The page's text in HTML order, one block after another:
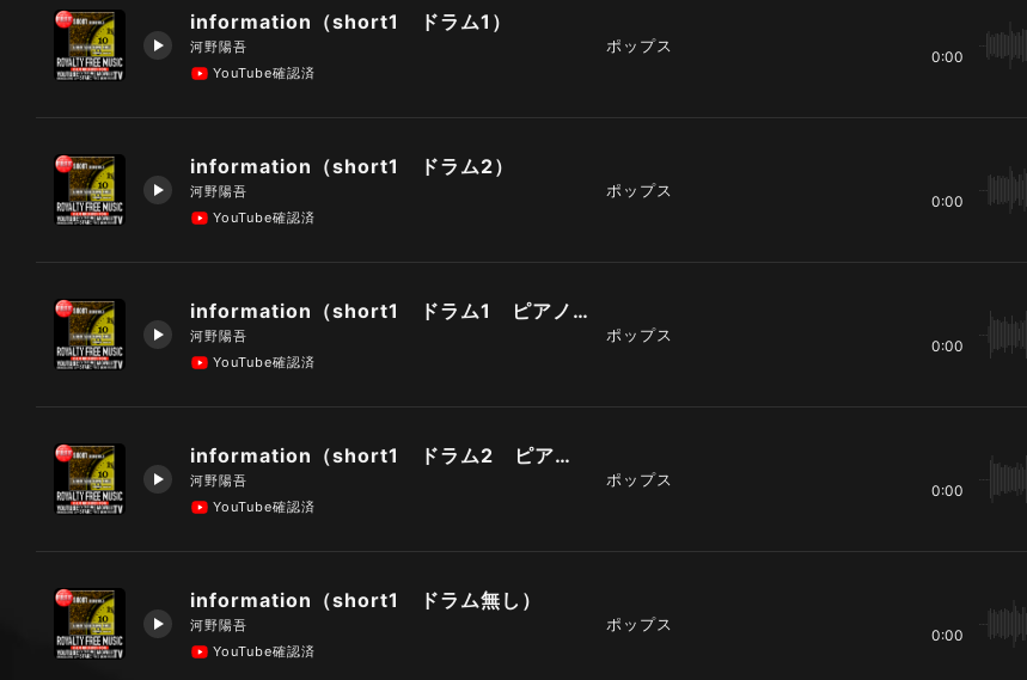
information（short1 ドラム1）
河野陽吾
YouTube確認済
ポップス
0:00
information（short1 ドラム2）
河野陽吾
YouTube確認済
ポップス
0:00
information（short1 ドラム1 ピアノ無し）
河野陽吾
YouTube確認済
ポップス
0:00
information（short1 ドラム2 ピアノ無し）
河野陽吾
YouTube確認済
ポップス
0:00
information（short1 ドラム無し）
河野陽吾
YouTube確認済
ポップス
0:00